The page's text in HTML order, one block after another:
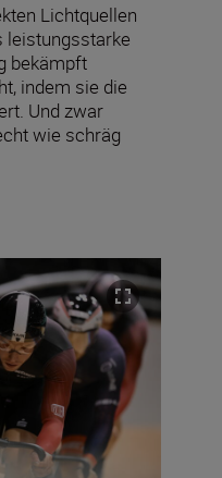
Lichtquellen
leistungsstarke
bekämpft
indem sie die
Und zwar
wie schräg